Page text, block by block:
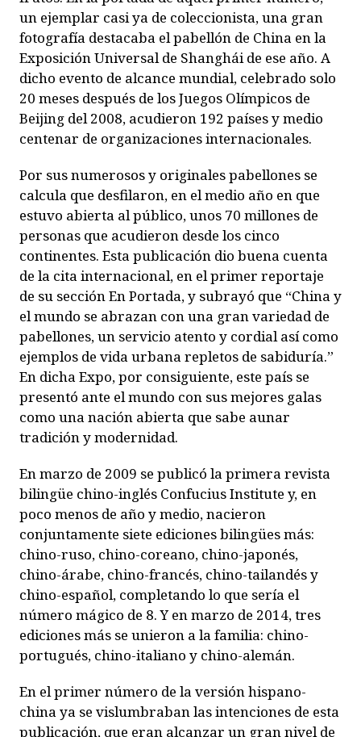
un ejemplar casi ya de coleccionista, una gran
fotografía destacaba el pabellón de China en la
Exposición Universal de Shanghái de ese año. A
dicho evento de alcance mundial, celebrado solo
20 meses después de los Juegos Olímpicos de
Beijing del 2008, acudieron 192 países y medio
centenar de organizaciones internacionales.
Por sus numerosos y originales pabellones se
calcula que desfilaron, en el medio año en que
estuvo abierta al público, unos 70 millones de
personas que acudieron desde los cinco
continentes. Esta publicación dio buena cuenta
de la cita internacional, en el primer reportaje
de su secciónEn Portada, y subrayó que “China y
el mundo se abrazan con una gran variedad de
pabellones, un servicio atento y cordial así como
ejemplos de vida urbana repletos de sabiduría.”
En dicha Expo, por consiguiente, este país se
presentó ante el mundo con sus mejores galas
como una nación abierta que sabe aunar
tradición y modernidad.
En marzo de 2009 se publicó la primera revista
bilingüe chino-inglés Confucius Institute y, en
poco menos de año y medio, nacieron
conjuntamente siete ediciones bilingües más:
chino-ruso, chino-coreano, chino-japonés,
chino-árabe, chino-francés, chino-tailandés y
chino-español, completando lo que sería el
número mágico de 8. Y en marzo de 2014, tres
ediciones más se unieron a la familia: chino-
portugués, chino-italiano y chino-alemán.
En el primer número de la versión hispano-
china ya se vislumbraban las intenciones de esta
publicación, que eran alcanzar un gran nivel de